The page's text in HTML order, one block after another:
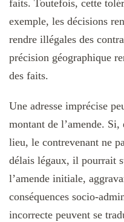
faits. Toutefois, cette
exemple, les décisions
rendre illégales des
précision géographique
des faits.
Une adresse imprécise
montant de l’amende.
lieu, le contrevenant ne
délais légaux, il pourrait
l’amende initiale,
conséquences socio-
incorrecte peuvent se